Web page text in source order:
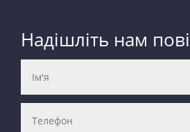
Надішліть нам